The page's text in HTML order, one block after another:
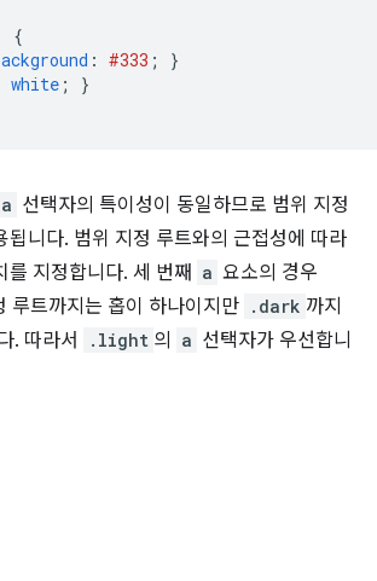
{
: #333 ;
}
white ;
}
a 선택자의 특이성이 동일하므로 범위 지정
됩니다. 범위 지정 루트와의 근접성에 따라
를 지정합니다. 세 번째 a 요소의 경우
루트까지는 홉이 하나이지만 .dark 까지
. 따라서
.light 의 a 선택자가 우선합니